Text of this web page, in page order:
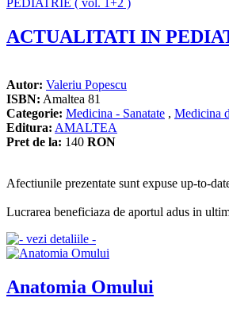
ACTUALITATI IN
Autor: Valeriu Popescu
ISBN: Amaltea 81
Categorie: Medicina - Sanatate , Medicina
Editura: AMALTEA
Pret de la: 140 RON
Afectiunile prezentate sunt expuse up-to-
Lucrarea beneficiaza de aportul adus in
Anatomia Omului